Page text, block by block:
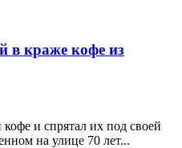
в краже кофе из
кофе и спрятал их под своей
на улице 70 лет...